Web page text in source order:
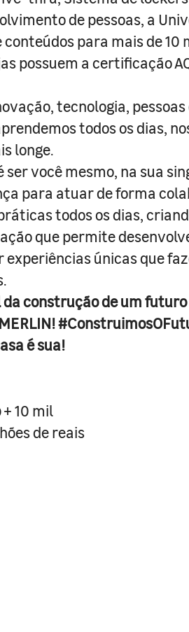
de pessoas, a
para mais de 10
possuem a certificação
tecnologia,
todos os dias,
longe.
ser você mesmo, na sua
para atuar de forma
todos os dias,
que permite
únicas que
construção de um
é sua!
+ 10 mil
de reais